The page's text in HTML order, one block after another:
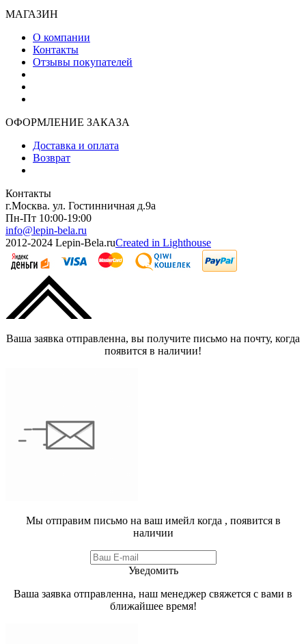
МАГАЗИН
О компании
Контакты
Отзывы покупателей
ОФОРМЛЕНИЕ ЗАКАЗА
Доставка и оплата
Возврат
Контакты
г.Москва. ул. Гостинничная д.9а
Пн-Пт 10:00-19:00
info@lepin-bela.ru
2012-2024 Lepin-Bela.ruCreated in Lighthouse
Ваша заявка отправленна, вы получите письмо на почту, когда
появится в наличии!
Мы отправим письмо на ваш имейл когда , появится в
наличии
Уведомить
Ваша заявка отправленна, наш менеджер свяжется с вами в
ближайшее время!